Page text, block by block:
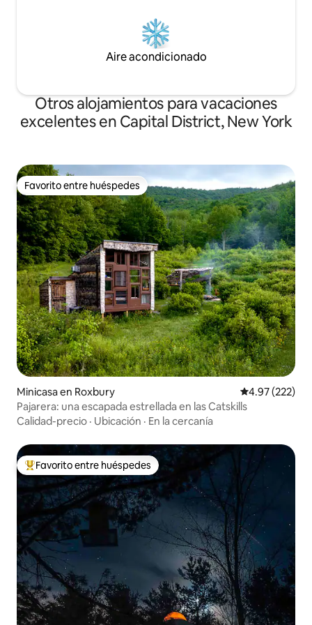
Aire acondicionado
Otros alojamientos para vacaciones
excelentes en Capital District, New York
Favorito entre huéspedes
Favorito entre huéspedes
Minicasa en Roxbury Calificación
4.97 (222)
Pajarera: una escapada estrellada en las Catskills
Calidad-precio · Ubicación · En la cercanía
Favorito entre huéspedes preferido
Favorito entre huéspedes